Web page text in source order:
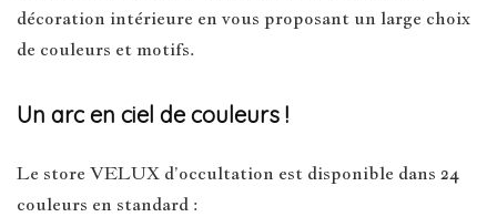
décoration intérieure en vous proposant un large choix
de couleurs et motifs.
Un arc en ciel de couleurs !
Le store VELUX d’occultation est disponible dans 24
couleurs en standard :